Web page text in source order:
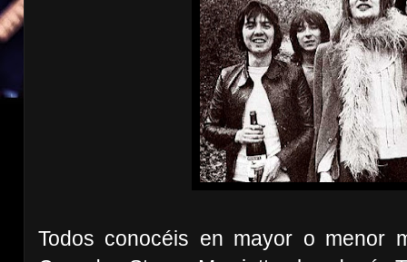
Todos conocéis en mayor o menor